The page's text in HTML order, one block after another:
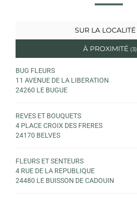
SUR LA LOCALITÉ
À PROXIMITÉ (3)
BUG FLEURS
11 AVENUE DE LA LIBERATION
24260 LE BUGUE
REVES ET BOUQUETS
4 PLACE CROIX DES FRERES
24170 BELVES
FLEURS ET SENTEURS
4 RUE DE LA REPUBLIQUE
24480 LE BUISSON DE CADOUIN